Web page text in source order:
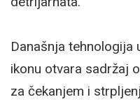
Današnja tehnologija
ikonu otvara sadržaj
za čekanjem i